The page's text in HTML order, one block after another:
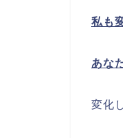
私も
あな
変化